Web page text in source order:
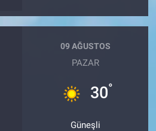
09 AĞUSTOS
PAZAR
30°
Güneşli